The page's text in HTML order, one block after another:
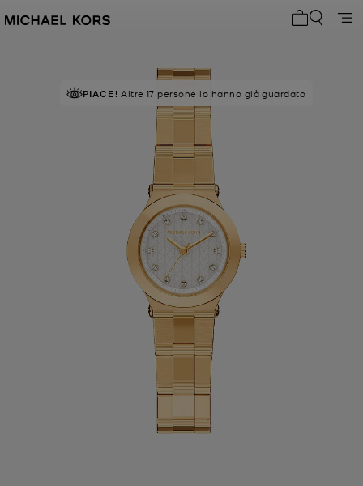
PIACE! Altre 17 persone lo hanno già guardato